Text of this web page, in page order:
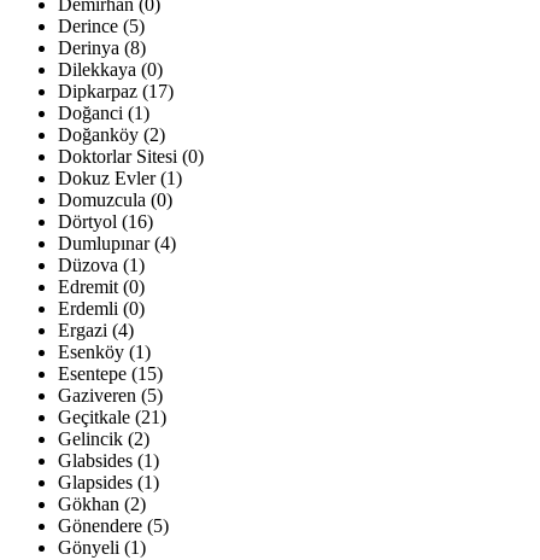
Demirhan (0)
Derince (5)
Derinya (8)
Dilekkaya (0)
Dipkarpaz (17)
Doğanci (1)
Doğanköy (2)
Doktorlar Sitesi (0)
Dokuz Evler (1)
Domuzcula (0)
Dörtyol (16)
Dumlupınar (4)
Düzova (1)
Edremit (0)
Erdemli (0)
Ergazi (4)
Esenköy (1)
Esentepe (15)
Gaziveren (5)
Geçitkale (21)
Gelincik (2)
Glabsides (1)
Glapsides (1)
Gökhan (2)
Gönendere (5)
Gönyeli (1)